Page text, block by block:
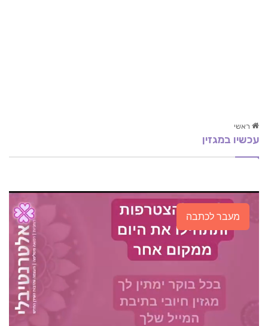
ראשי
עכשיו במגזין
מעבר לכתבה